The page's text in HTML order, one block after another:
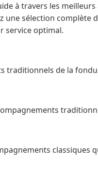
à travers les
une sélection complète
service optimal.
traditionnels de la
classiques